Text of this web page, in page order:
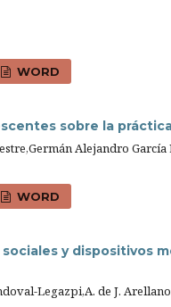
WORD
sobre la
Alejandro García
WORD
y dispositivos
Legazpi,A. de J.